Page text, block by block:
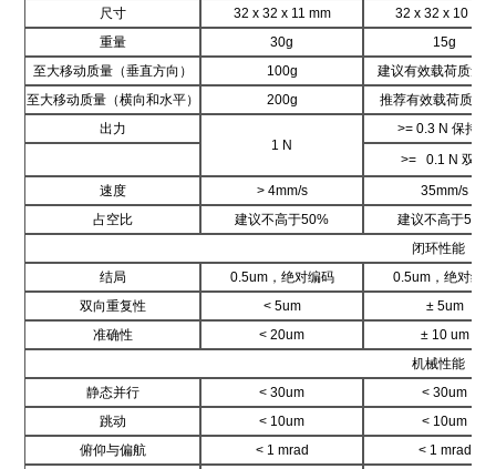
尺寸
32 x 32 x 11 mm 32 x 32 x 10
重量
30g 15g
至大移动质量（垂直方向）
100g
建议有效载荷质量
至大移动质量（横向和水平）
200g
推荐有效载荷质量
出力
1 N
>= 0.3 N保持力
>= 0.1 N双向
速度
> 4mm/s 35mm/s
占空比
建议不高于50%
建议不高于50%
闭环性能
结局
0.5um，绝对编码 0.5um，绝对编码
双向重复性
< 5um ± 5um
准确性
< 20um ± 10 um
机械性能
静态并行
< 30um < 30um
跳动
< 10um < 10um
俯仰与偏航
< 1 mrad
< 1 mrad